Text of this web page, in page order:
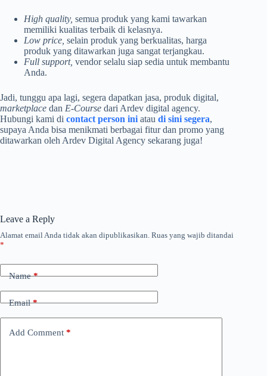
High quality, semua produk yang kami tawarkan
memiliki kualitas terbaik di kelasnya.
Low price, selain produk yang berkualitas, harga
produk yang ditawarkan juga sangat terjangkau.
Full support, vendor selalu siap sedia untuk membantu
Anda.
Jadi, tunggu apa lagi, segera dapatkan jasa, produk digital,
marketplace dan E-Course dari Ardev digital agency.
Hubungi kami di contact person ini atau di sini segera,
supaya Anda bisa menikmati berbagai fitur dan promo yang
ditawarkan oleh Ardev Digital Agency sekarang juga!
Leave a Reply
Alamat email Anda tidak akan dipublikasikan. Ruas yang wajib ditandai
*
Name*
Email*
Add Comment *